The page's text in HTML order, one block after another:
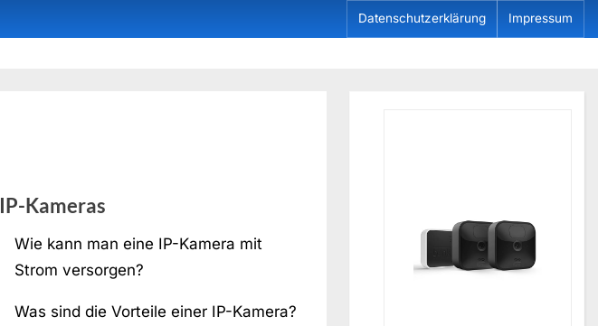
Datenschutzerklärung Impressum
IP-Kameras
Wie kann man eine IP-Kamera mit
Strom versorgen?
Was sind die Vorteile einer IP-Kamera?